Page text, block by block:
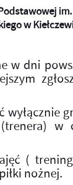
w
w dni
wyłącznie
w
(
nożnej.